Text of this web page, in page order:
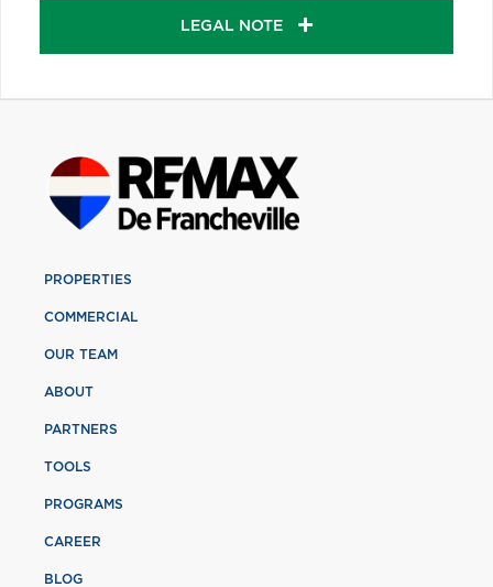
LEGAL NOTE
PROPERTIES
COMMERCIAL
OUR TEAM
ABOUT
PARTNERS
TOOLS
PROGRAMS
CAREER
BLOG